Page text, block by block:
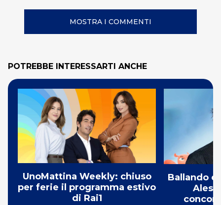
MOSTRA I COMMENTI
POTREBBE INTERESSARTI ANCHE
UnoMattina Weekly: chiuso
per ferie il programma estivo
di Rai1
Ballando